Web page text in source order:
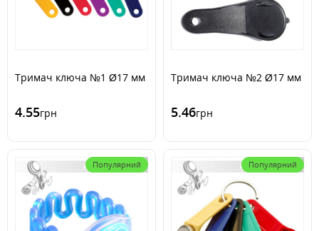
Тримач ключа №1 Ø17 мм
4.55грн
Тримач ключа №2 Ø17 мм
5.46грн
Популярний Популярний